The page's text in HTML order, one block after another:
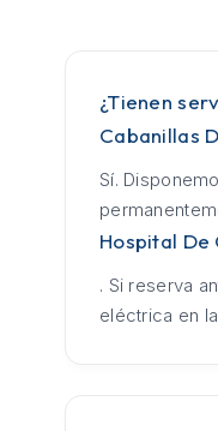
¿Tienen
Cabanillas
Sí.
Hospital De
. Si reserva
eléctrica en